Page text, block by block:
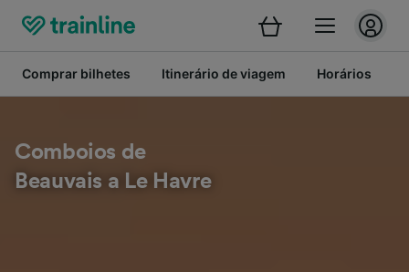
Comprar bilhetes Itinerário de viagem Horários
Comboios de
Beauvais a Le Havre